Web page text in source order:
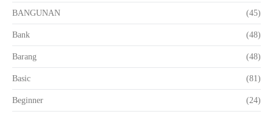
BANGUNAN (45)
Bank (48)
Barang (48)
Basic (81)
Beginner (24)